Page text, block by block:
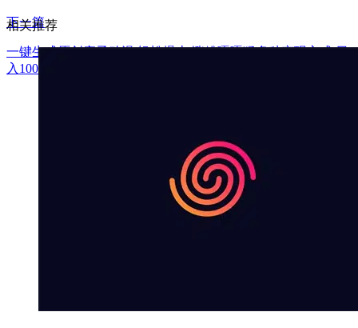
下一篇
一键生成原创亲子动漫 轻松爆火 涨粉嘎嘎猛多种变现方式 日
入1000+
相关推荐